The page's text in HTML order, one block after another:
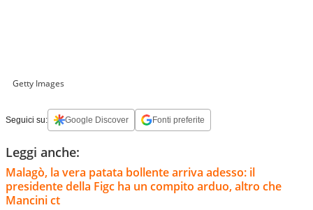
Getty Images
Seguici su: Google Discover Fonti preferite
Leggi anche:
Malagò, la vera patata bollente arriva adesso: il
presidente della Figc ha un compito arduo, altro che
Mancini ct